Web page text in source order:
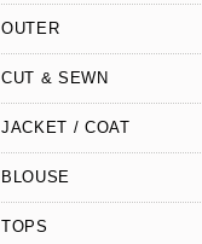
OUTER
CUT & SEWN
JACKET / COAT
BLOUSE
TOPS